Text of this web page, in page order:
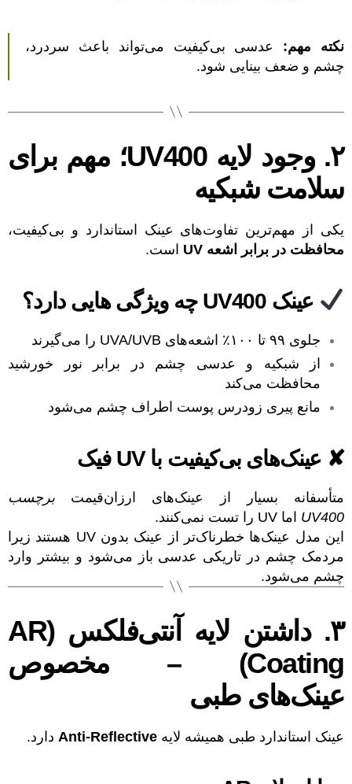
نکته مهم: عدسی بی‌کیفیت می‌تواند باعث سردرد،
چشم و ضعف بینایی شود.
۲. وجود لایه UV400؛ مهم برای
سلامت شبکیه
یکی از مهم‌ترین تفاوت‌های عینک استاندارد و بی‌کیفیت،
محافظت در برابر اشعه UV
است.
عینک UV400 چه ویژگی هایی دارد؟
جلوی ۹۹ تا ۱۰۰٪ اشعه‌های UVA/UVB را می‌گیرند
از شبکیه و عدسی چشم در برابر نور خورشید
محافظت می‌کند
مانع پیری زودرس پوست اطراف چشم می‌شود
✘ عینک‌های بی‌کیفیت با UV فیک
متأسفانه بسیار از عینک‌های ارزان‌قیمت برچسب
UV400 اما UV را تست نمی‌کنند.
این مدل عینک‌ها خطرناک‌تر از عینک بدون UV هستند زیرا
مردمک چشم در تاریکی عدسی باز می‌شود و بیشتر وارد
چشم می‌شود.
۳. داشتن لایه آنتی‌فلکس (AR
Coating) – مخصوص
عینک‌های طبی
عینک استاندارد طبی همیشه لایه Anti-Reflective دارد.